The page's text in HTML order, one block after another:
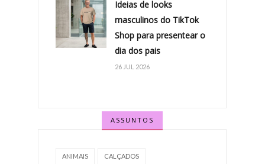
Ideias de looks
masculinos do TikTok
Shop para presentear o
dia dos pais
26 JUL 2026
ASSUNTOS
ANIMAIS CALÇADOS